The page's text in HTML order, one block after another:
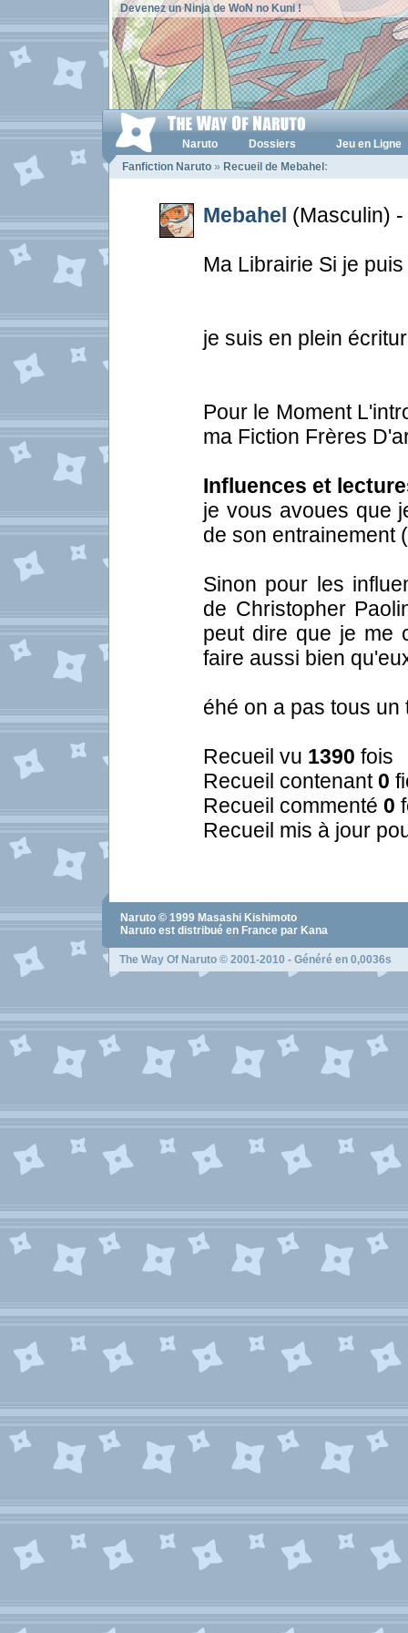
Devenez un Ninja de WoN no Kuni !
Naruto Dossiers
Jeu en Ligne
Fanfiction Naruto » Recueil de Mebahel:
Mebahel (Masculin)
Ma Librairie Si je
je suis en plein
Pour le Moment
ma Fiction Frères
Influences et
je vous avoues que
de son entrainement
Sinon pour les
de Christopher
peut dire que je me
faire aussi bien
éhé on a pas tous
Recueil vu 1390 fois
Recueil contenant 0
Recueil commenté 0
Recueil mis à jour
Naruto © 1999 Masashi Kishimoto
Naruto est distribué en France par Kana
The Way Of Naruto © 2001-2010 - Généré en 0,0036s